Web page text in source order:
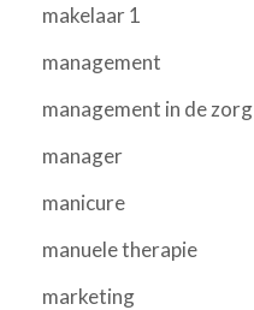
makelaar 1
management
management in de zorg
manager
manicure
manuele therapie
marketing